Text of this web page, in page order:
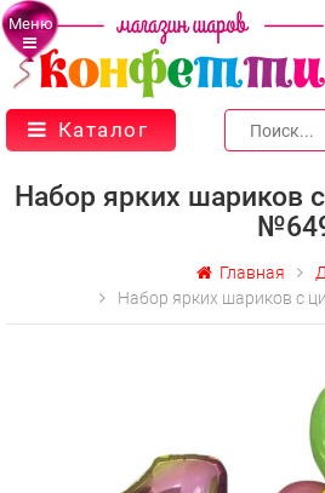
Меню
Каталог
Набор ярких шариков
Главная
Набор ярких шариков с